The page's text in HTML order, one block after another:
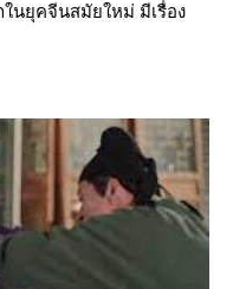
นยุคจีนสมัยใหม่ มีเรื่อง